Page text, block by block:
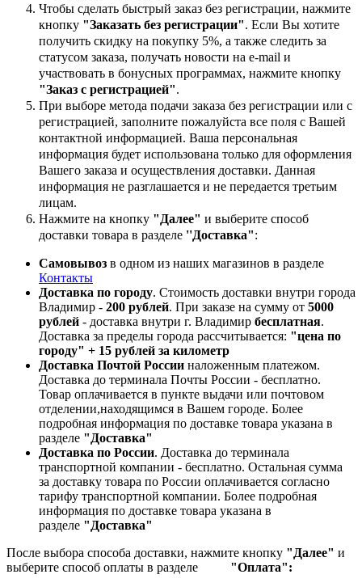
Чтобы сделать быстрый заказ без регистрации, нажмите
кнопку "Заказать без регистрации". Если Вы хотите
получить скидку на покупку 5%, а также следить за
статусом заказа, получать новости на e-mail и
участвовать в бонусных программах, нажмите кнопку
"Заказ с регистрацией".
При выборе метода подачи заказа без регистрации или с
регистрацией, заполните пожалуйста все поля с Вашей
контактной информацией. Ваша персональная
информация будет использована только для оформления
Вашего заказа и осуществления доставки. Данная
информация не разглашается и не передается третьим
лицам.
Нажмите на кнопку "Далее" и выберите способ
доставки товара в разделе ''Доставка":
Самовывоз в одном из наших магазинов в разделе
Контакты
Доставка по городу. Стоимость доставки внутри города
Владимир - 200 рублей. При заказе на сумму от 5000
рублей - доставка внутри г. Владимир бесплатная.
Доставка за пределы города рассчитывается: "цена по
городу" + 15 рублей за километр
Доставка Почтой России наложенным платежом.
Доставка до терминала Почты России - бесплатно.
Товар оплачивается в пункте выдачи или почтовом
отделении,находящимся в Вашем городе. Более
подробная информация по доставке товара указана в
разделе "Доставка"
Доставка по России. Доставка до терминала
транспортной компании - бесплатно. Остальная сумма
за доставку товара по России оплачивается согласно
тарифу транспортной компании. Более подробная
информация по доставке товара указана в
разделе "Доставка"
После выбора способа доставки, нажмите кнопку "Далее" и
выберите способ оплаты в разделе "Оплата":